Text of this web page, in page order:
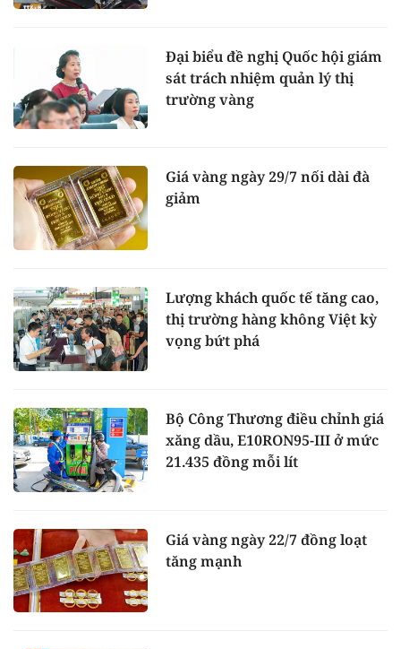
Đại biểu đề nghị Quốc hội giám
sát trách nhiệm quản lý thị
trường vàng
Giá vàng ngày 29/7 nối dài đà
giảm
Lượng khách quốc tế tăng cao,
thị trường hàng không Việt kỳ
vọng bứt phá
Bộ Công Thương điều chỉnh giá
xăng dầu, E10RON95-III ở mức
21.435 đồng mỗi lít
Giá vàng ngày 22/7 đồng loạt
tăng mạnh